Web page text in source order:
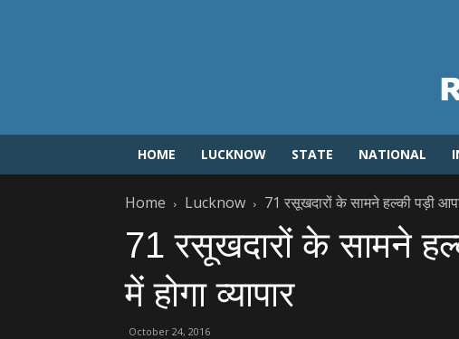
HOME LUCKNOW STATE NATIONAL
Home Lucknow 71 रसूखदारों के सामने हल्‍की पड़ी
71 रसूखदारों के सामने
में होगा व्‍यापार
October 24, 2016